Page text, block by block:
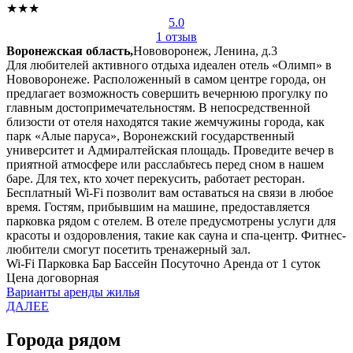
★★★
5.0
1 отзыв
Воронежская область,Нововоронеж, Ленина, д.3
Для любителей активного отдыха идеален отель «Олимп» в
Нововоронеже. Расположенный в самом центре города, он
предлагает возможность совершить вечернюю прогулку по
главным достопримечательностям. В непосредственной
близости от отеля находятся такие жемчужины города, как
парк «Алые паруса», Воронежский государственный
университет и Адмиралтейская площадь. Проведите вечер в
приятной атмосфере или расслабьтесь перед сном в нашем
баре. Для тех, кто хочет перекусить, работает ресторан.
Бесплатный Wi-Fi позволит вам оставаться на связи в любое
время. Гостям, прибывшим на машине, предоставляется
парковка рядом с отелем. В отеле предусмотрены услуги для
красоты и оздоровления, такие как сауна и спа-центр. Фитнес-
любители смогут посетить тренажерный зал.
Wi-Fi Парковка Бар Бассейн Посуточно Аренда от 1 суток
Цена договорная
Варианты аренды жилья
ДАЛЕЕ
Города рядом